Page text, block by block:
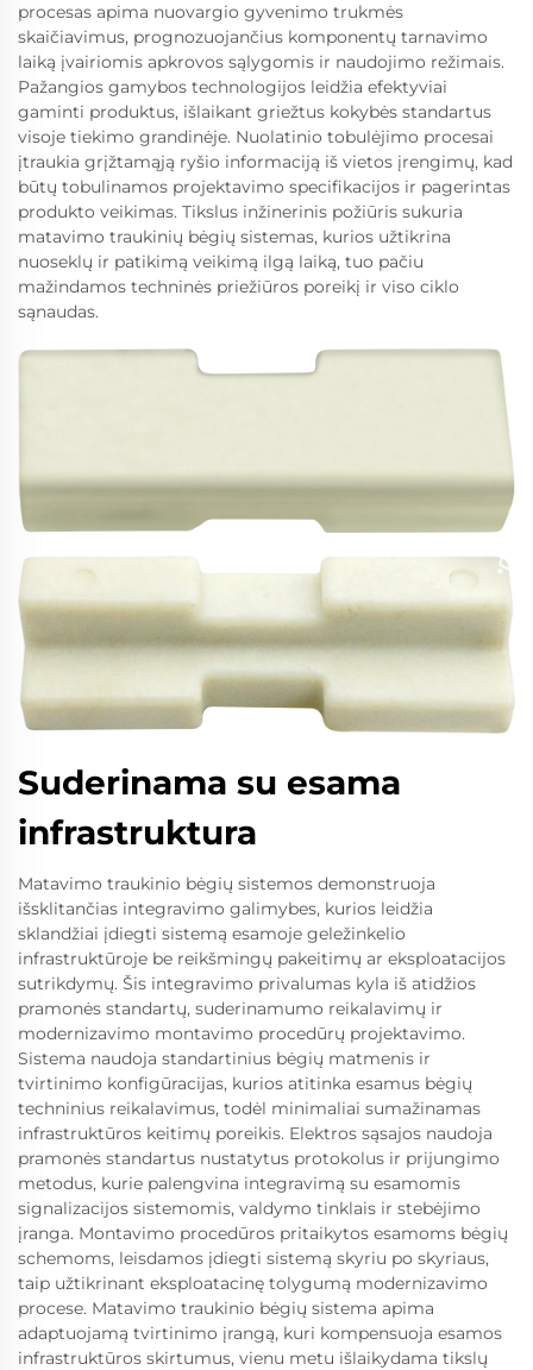
procesas apima nuovargio gyvenimo trukmės
skaičiavimus, prognozuojančius komponentų tarnavimo
laiką įvairiomis apkrovos sąlygomis ir naudojimo režimais.
Pažangios gamybos technologijos leidžia efektyviai
gaminti produktus, išlaikant griežtus kokybės standartus
visoje tiekimo grandinėje. Nuolatinio tobulėjimo procesai
įtraukia grįžtamąją ryšio informaciją iš vietos įrengimų, kad
būtų tobulinamos projektavimo specifikacijos ir pagerintas
produkto veikimas. Tikslus inžinerinis požiūris sukuria
matavimo traukinių bėgių sistemas, kurios užtikrina
nuoseklų ir patikimą veikimą ilgą laiką, tuo pačiu
mažindamos techninės priežiūros poreikį ir viso ciklo
sąnaudas.
Suderinama su esama
infrastruktura
Matavimo traukinio bėgių sistemos demonstruoja
išsklitančias integravimo galimybes, kurios leidžia
sklandžiai įdiegti sistemą esamoje geležinkelio
infrastruktūroje be reikšmingų pakeitimų ar eksploatacijos
sutrikdymų. Šis integravimo privalumas kyla iš atidžios
pramonės standartų, suderinamumo reikalavimų ir
modernizavimo montavimo procedūrų projektavimo.
Sistema naudoja standartinius bėgių matmenis ir
tvirtinimo konfigūracijas, kurios atitinka esamus bėgių
techninius reikalavimus, todėl minimaliai sumažinamas
infrastruktūros keitimų poreikis. Elektros sąsajos naudoja
pramonės standartus nustatytus protokolus ir prijungimo
metodus, kurie palengvina integravimą su esamomis
signalizacijos sistemomis, valdymo tinklais ir stebėjimo
įranga. Montavimo procedūros pritaikytos esamoms bėgių
schemoms, leisdamos įdiegti sistemą skyriu po skyriaus,
taip užtikrinant eksploatacinę tolygumą modernizavimo
procese. Matavimo traukinio bėgių sistema apima
adaptuojamą tvirtinimo įrangą, kuri kompensuoja esamos
infrastruktūros skirtumus, vienu metu išlaikydama tikslų